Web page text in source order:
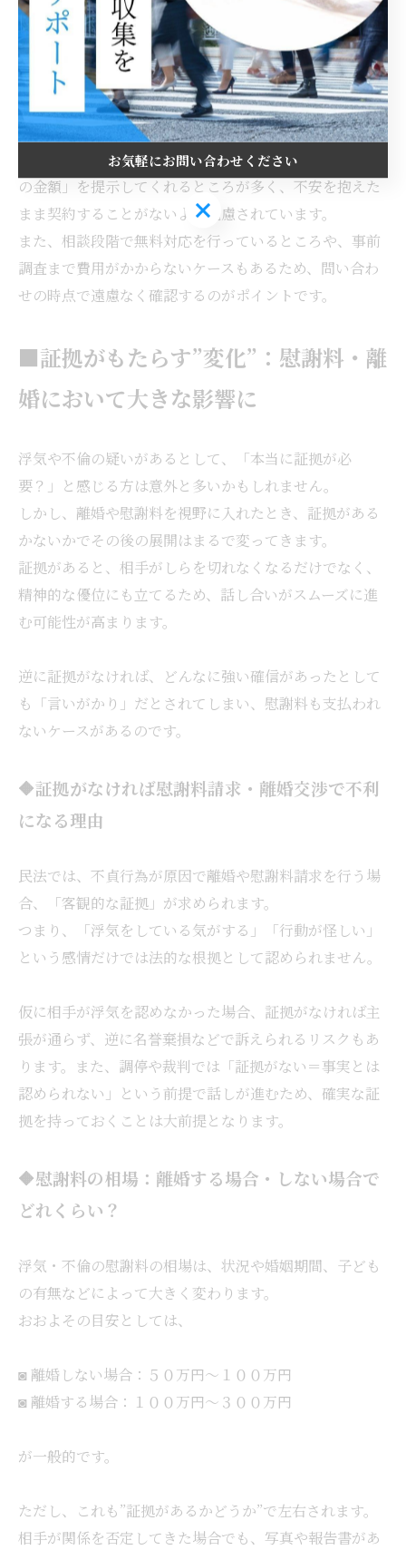
依頼前に必ず確認しておきたいのが「料金が途中で変わ
らないか」「追加料金はかからないか」という点です。
たとえば、調査中に「交通費」「機材費」「深夜割増」
などの名目で加算される場合があります。
安心できる探偵社は、事前の見積り段階で「すべて込み
の金額」を提示してくれるところが多く、不安を抱えた
まま契約することがないよう配慮されています。
また、相談段階で無料対応を行っているところや、事前
調査まで費用がかからないケースもあるため、問い合わ
せの時点で遠慮なく確認するのがポイントです。
■証拠がもたらす”変化”：慰謝料・離
婚において大きな影響に
浮気や不倫の疑いがあるとして、「本当に証拠が必
要？」と感じる方は意外と多いかもしれません。
しかし、離婚や慰謝料を視野に入れたとき、証拠がある
かないかでその後の展開はまるで変ってきます。
証拠があると、相手がしらを切れなくなるだけでなく、
精神的な優位にも立てるため、話し合いがスムーズに進
む可能性が高まります。
逆に証拠がなければ、どんなに強い確信があったとして
も「言いがかり」だとされてしまい、慰謝料も支払われ
ないケースがあるのです。
🔶証拠がなければ慰謝料請求・離婚交渉で不利
になる理由
民法では、不貞行為が原因で離婚や慰謝料請求を行う場
合、「客観的な証拠」が求められます。
つまり、「浮気をしている気がする」「行動が怪しい」
という感情だけでは法的な根拠として認められません。
仮に相手が浮気を認めなかった場合、証拠がなければ主
張が通らず、逆に名誉棄損などで訴えられるリスクもあ
ります。また、調停や裁判では「証拠がない＝事実とは
認められない」という前提で話しが進むため、確実な証
拠を持っておくことは大前提となります。
🔶慰謝料の相場：離婚する場合・しない場合で
どれくらい？
浮気・不倫の慰謝料の相場は、状況や婚姻期間、子ども
の有無などによって大きく変わります。
おおよその目安としては、
◙ 離婚しない場合：５０万円～１００万円
◙ 離婚する場合：１００万円～３００万円
が一般的です。
ただし、これも”証拠があるかどうか”で左右されます。
相手が関係を否定してきた場合でも、写真や報告書があ
お気軽にお問い合わせください
お気軽にお問い合わせください